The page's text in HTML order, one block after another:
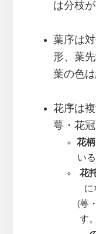
は分枝
葉序は
形、葉
葉の色
花序は
萼・花
花
い
花
に
(萼
す。